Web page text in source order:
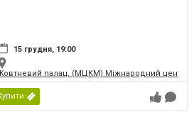
15 грудня, 19:00
палац, (МЦКМ) Міжнародний центр